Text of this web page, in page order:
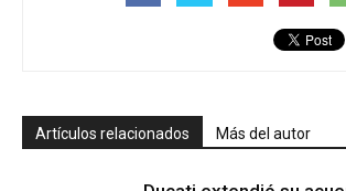
Artículos relacionados Más del autor